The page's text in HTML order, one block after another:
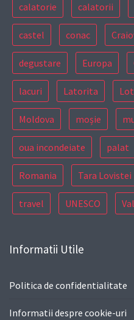
calatorie calatorii
castel conac
degustare Europa
lacuri Latorita
Moldova moșie
oua incondeiate palat
Romania Tara Lovistei
travel UNESCO
Informatii Utile
Politica de confidentialitate
Informatii despre cookie-uri